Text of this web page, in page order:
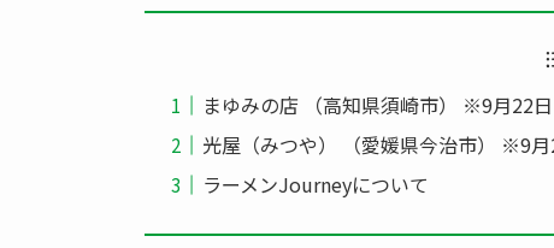
まゆみの店 （高知県須崎市） ※9月22
光屋（みつや） （愛媛県今治市） ※9
ラーメンJourneyについて